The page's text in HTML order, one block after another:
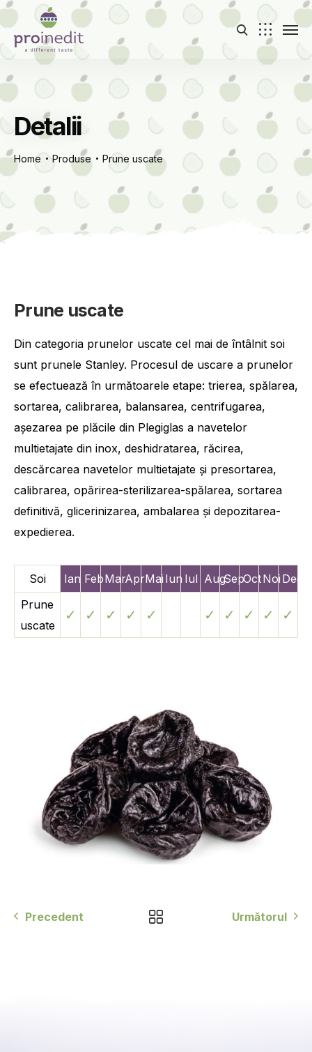
Detalii
Home Produse Prune uscate
Prune uscate
Din categoria prunelor uscate cel mai de întâlnit soi
sunt prunele Stanley. Procesul de uscare a prunelor
se efectuează în următoarele etape: trierea, spălarea,
sortarea, calibrarea, balansarea, centrifugarea,
așezarea pe plăcile din Plegiglas a navetelor
multietajate din inox, deshidratarea, răcirea,
descărcarea navetelor multietajate și presortarea,
calibrarea, opărirea-sterilizarea-spălarea, sortarea
definitivă, glicerinizarea, ambalarea și depozitarea-
expedierea.
Soi Ian FebMarAprMai Iun Iul AugSepOctNoi Dec
Prune
uscate
✓ ✓ ✓ ✓ ✓ ✓ ✓ ✓ ✓ ✓
Precedent Următorul